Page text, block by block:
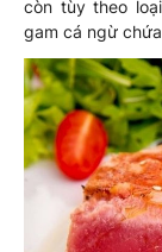
còn tùy theo
gam cá ngừ